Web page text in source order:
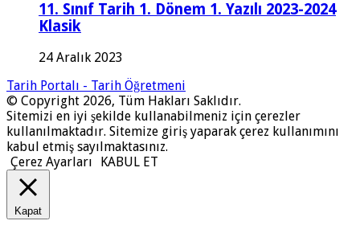
11. Sınıf Tarih 1. Dönem 1. Yazılı 2023-2024
Klasik
24 Aralık 2023
Tarih Portalı - Tarih Öğretmeni
© Copyright 2026, Tüm Hakları Saklıdır.
Sitemizi en iyi şekilde kullanabilmeniz için çerezler
kullanılmaktadır. Sitemize giriş yaparak çerez kullanımını
kabul etmiş sayılmaktasınız.
Çerez Ayarları
KABUL ET
Kapat